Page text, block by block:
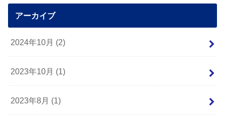
アーカイブ
2024年10月 (2)
2023年10月 (1)
2023年8月 (1)